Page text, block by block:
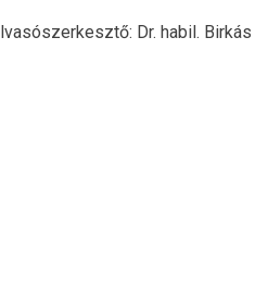
Dr. habil. Birkás